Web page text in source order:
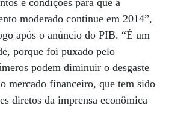
moderado continue em 2014”,
após o anúncio do PIB. “É um
porque foi puxado pelo
podem diminuir o desgaste
mercado financeiro, que tem sido
diretos da imprensa econômica